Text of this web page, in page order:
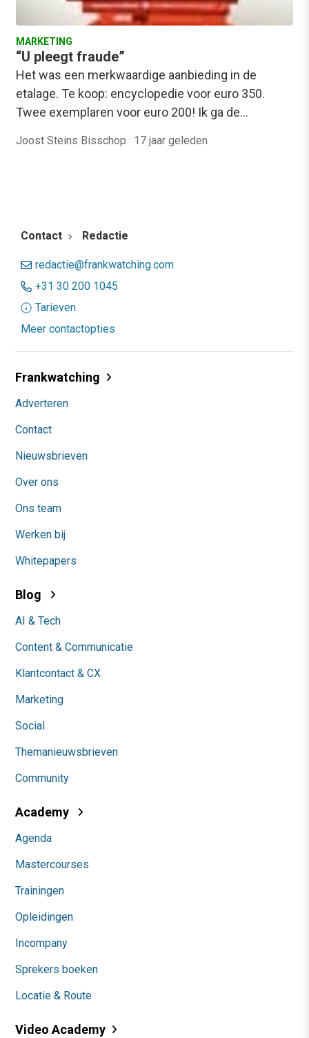
MARKETING
“U pleegt fraude”
Het was een merkwaardige aanbieding in de
etalage. Te koop: encyclopedie voor euro 350.
Twee exemplaren voor euro 200! Ik ga de…
Joost Steins Bisschop · 17 jaar geleden
Contact Redactie
redactie@frankwatching.com
+31 30 200 1045
Tarieven
Meer contactopties
Frankwatching
Adverteren
Contact
Nieuwsbrieven
Over ons
Ons team
Werken bij
Whitepapers
Blog
AI & Tech
Content & Communicatie
Klantcontact & CX
Marketing
Social
Themanieuwsbrieven
Community
Academy
Agenda
Mastercourses
Trainingen
Opleidingen
Incompany
Sprekers boeken
Locatie & Route
Video Academy